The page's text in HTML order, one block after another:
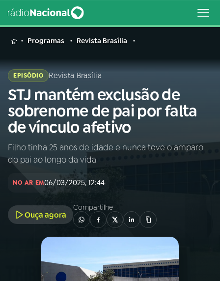
MENU
Buscar
na
Rádio
Nacional
Buscar
AO VIVO
INÍCIO
A RÁDIO
PROGRAMAÇÃO
PROGRAMAS
Programas Revista Brasília
EPISÓDIO Revista Brasília
STJ mantém exclusão de
sobrenome de pai por falta
de vínculo afetivo
Filho tinha 25 anos de idade e nunca teve o amparo
do pai ao longo da vida
NO AR EM06/03/2025, 12:44
Ouça agora
Compartilhe